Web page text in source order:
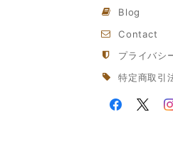
Blog
Contact
プライバシ
特定商取引